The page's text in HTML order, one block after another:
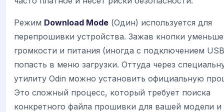
Режим Download Mode (Один) используется для
перепрошивки устройства. Зажав кнопки
громкости и питания (иногда с подключением
попасть в меню загрузки. Оттуда через
утилиту Odin можно установить официальную
Это сложный процесс, который требует поиска
конкретного файла прошивки для вашей модели и